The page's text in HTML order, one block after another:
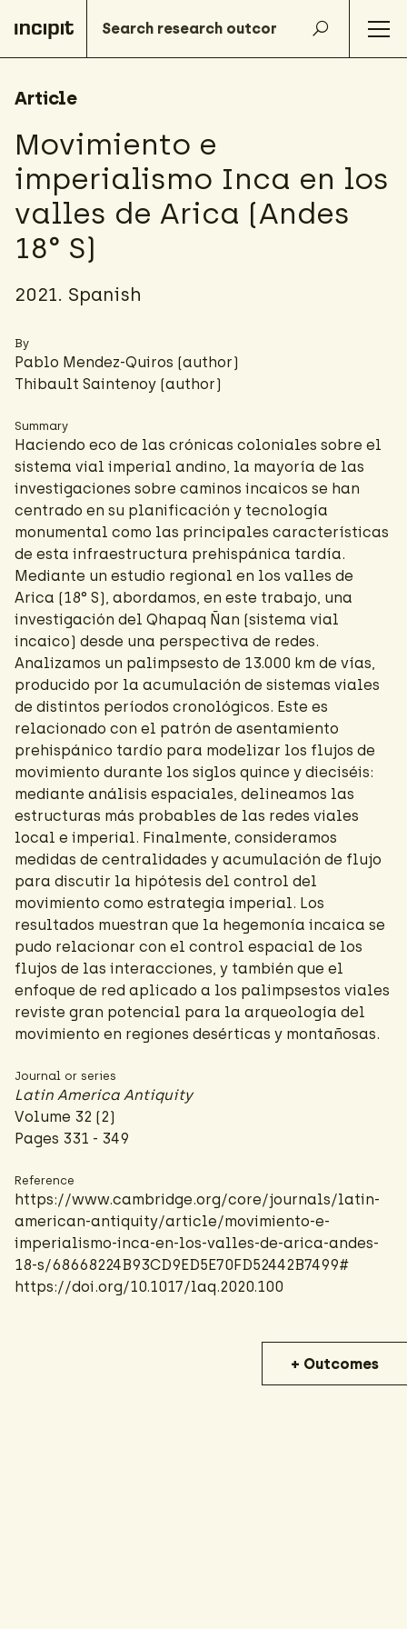
Article
Movimiento e
imperialismo Inca en los
valles de Arica (Andes
18° S)
2021. Spanish
By
Pablo Mendez-Quiros (author)
Thibault Saintenoy (author)
Summary
Haciendo eco de las crónicas coloniales sobre el
sistema vial imperial andino, la mayoría de las
investigaciones sobre caminos incaicos se han
centrado en su planificación y tecnología
monumental como las principales características
de esta infraestructura prehispánica tardía.
Mediante un estudio regional en los valles de
Arica (18° S), abordamos, en este trabajo, una
investigación del Qhapaq Ñan (sistema vial
incaico) desde una perspectiva de redes.
Analizamos un palimpsesto de 13.000 km de vías,
producido por la acumulación de sistemas viales
de distintos períodos cronológicos. Este es
relacionado con el patrón de asentamiento
prehispánico tardío para modelizar los flujos de
movimiento durante los siglos quince y dieciséis:
mediante análisis espaciales, delineamos las
estructuras más probables de las redes viales
local e imperial. Finalmente, consideramos
medidas de centralidades y acumulación de flujo
para discutir la hipótesis del control del
movimiento como estrategia imperial. Los
resultados muestran que la hegemonía incaica se
pudo relacionar con el control espacial de los
flujos de las interacciones, y también que el
enfoque de red aplicado a los palimpsestos viales
reviste gran potencial para la arqueología del
movimiento en regiones desérticas y montañosas.
Journal or series
Latin America Antiquity
Volume 32 (2)
Pages 331 - 349
Reference
https://www.cambridge.org/core/journals/latin-
american-antiquity/article/movimiento-e-
imperialismo-inca-en-los-valles-de-arica-andes-
18-s/68668224B93CD9ED5E70FD52442B7499#
https://doi.org/10.1017/laq.2020.100
+ Outcomes